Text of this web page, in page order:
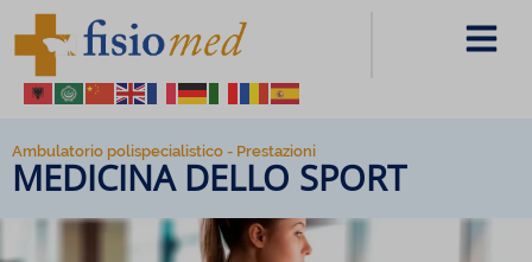
Ambulatorio polispecialistico - Prestazioni
MEDICINA DELLO SPORT